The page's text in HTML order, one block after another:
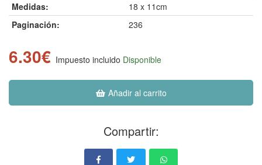
Medidas:
18 x 11cm
Paginación:
236
6.30€ Impuesto incluido Disponible
Añadir al carrito
Compartir: